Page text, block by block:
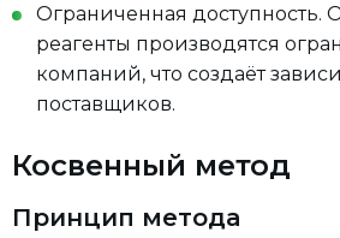
Ограниченная доступность.
реагенты производятся
компаний, что создаёт
поставщиков.
Косвенный метод
Принцип метода